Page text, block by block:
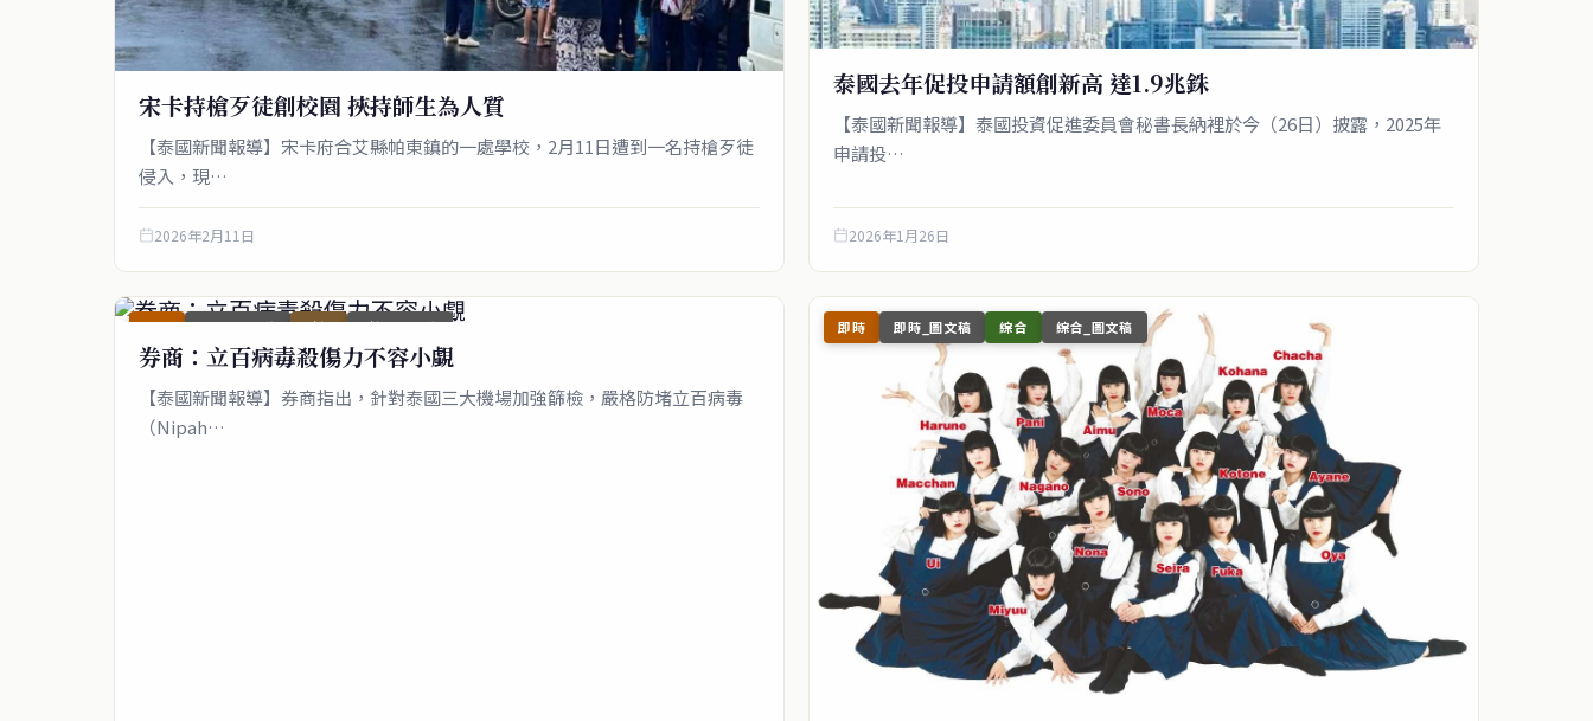
宋卡持槍歹徒創校園 挾持師生為人質
【泰國新聞報導】宋卡府合艾縣帕東鎮的一處學校，2月11日遭到一名持槍歹徒
侵入，現…
2026年2月11日
泰國去年促投申請額創新高 達1.9兆銖
【泰國新聞報導】泰國投資促進委員會秘書長納裡於今（26日）披露，2025年
申請投…
2026年1月26日
即時 即時_圖文稿 財經 財經_圖文稿
券商：立百病毒殺傷力不容小覷
【泰國新聞報導】券商指出，針對泰國三大機場加強篩檢，嚴格防堵立百病毒
（Nipah…
即時 即時_圖文稿 綜合 綜合_圖文稿